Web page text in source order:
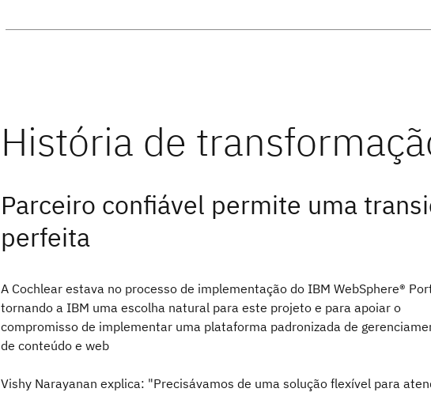
Parceiro confiável permite uma
perfeita
A Cochlear estava no processo de implementação do IBM WebSphere®
tornando a IBM uma escolha natural para este projeto e para apoiar o
compromisso de implementar uma plataforma padronizada de
de conteúdo e web
Vishy Narayanan explica: "Precisávamos de uma solução flexível para